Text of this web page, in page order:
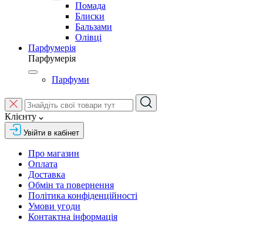
Помада
Блиски
Бальзами
Олівці
Парфумерія
Парфумерія
Парфуми
Клієнту
Увійти в кабінет
Про магазин
Оплата
Доставка
Обмін та повернення
Політика конфіденційності
Умови угоди
Контактна інформація